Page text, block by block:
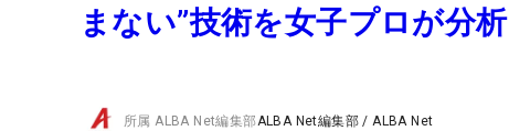
まない”技術を女子プロが分析
所属ALBA Net編集部ALBA Net編集部 /ALBA Net